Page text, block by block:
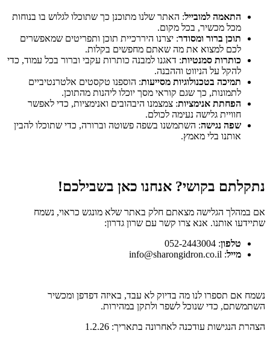
התאמה למובייל: האתר שלנו מתוכנן כך שתוכלו לגלוש בו בנוחות
מכל מכשיר, בכל מקום.
תוכן ברור ומסודר: יצרנו היררכיית תוכן ותפריטים שמאפשרים
לכם למצוא את מה שאתם מחפשים בקלות.
כותרות סמנטיות: דאגנו למבנה כותרות עקבי וברור בכל עמוד, כדי
להקל על הניווט וההבנה.
תמיכה בטכנולוגיות מסייעות: הוספנו טקסטים אלטרנטיביים
לתמונות, כך שגם קוראי מסך יוכלו ליהנות מהתוכן.
הפחתת אנימציות: צמצמנו היבהובים ואנימציות, כדי לאפשר
חוויית גלישה נעימה לכולם.
שפה נגישה: השתמשנו בשפה פשוטה וברורה, כדי שתוכלו להבין
אותנו בלי מאמץ.
נתקלתם בקושי? אנחנו כאן בשבילכם!
אם במהלך הגלישה מצאתם חלק באתר שלא מונגש כראוי, נשמח
שתיידעו אותנו. אנא צרו קשר עם שרון גדרון:
טלפון: 052-2443004
מייל: info@sharongidron.co.il
נשמח אם תספרו לנו מה בדיוק לא עבד, באיזה דפדפן ומכשיר
השתמשתם, כדי שנוכל לשפר ולתקן במהירות.
הצהרת הנגישות עודכנה לאחרונה בתאריך: 1.2.26